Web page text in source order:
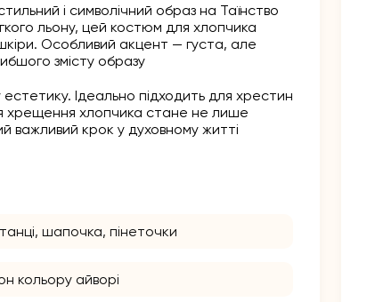
і символічний образ на Таїнство
льону, цей костюм для хлопчика
Особливий акцент — густа, але
змісту образу
Ідеально підходить для хрестин
хрещення хлопчика стане не лише
крок у духовному житті
шапочка, пінеточки
кольору айворі